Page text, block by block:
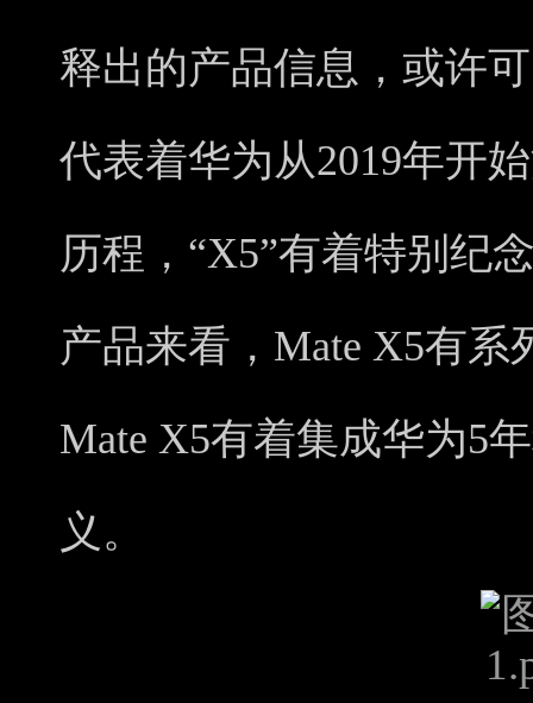
释出的产品信息，或许
代表着华为从2019年开
历程，“X5”有着特别纪
产品来看，Mate X5有
Mate X5有着集成华为5
义。